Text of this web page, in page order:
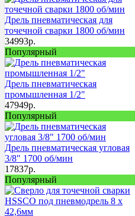
Дрель пневматическая для
точечной сварки 1800 об/мин
34993р.
Популярный
Дрель пневматическая
промышленная 1/2"
47949р.
Популярный
Дрель пневматическая угловая
3/8" 1700 об/мин
17837р.
Популярный